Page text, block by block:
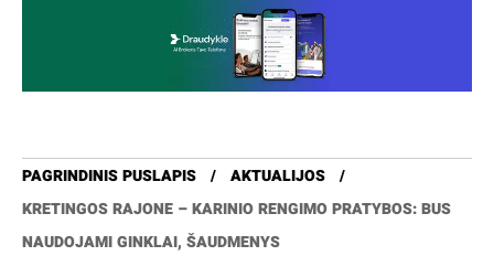
PAGRINDINIS PUSLAPIS
AKTUALIJOS
KRETINGOS RAJONE – KARINIO RENGIMO PRATYBOS: BUS
NAUDOJAMI GINKLAI, ŠAUDMENYS